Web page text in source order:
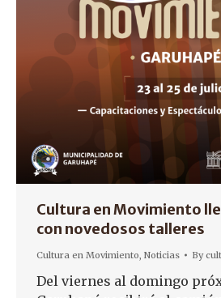
Cultura en Movimiento
con novedosos talleres
Cultura en Movimiento, Noticias By
Del viernes al domingo